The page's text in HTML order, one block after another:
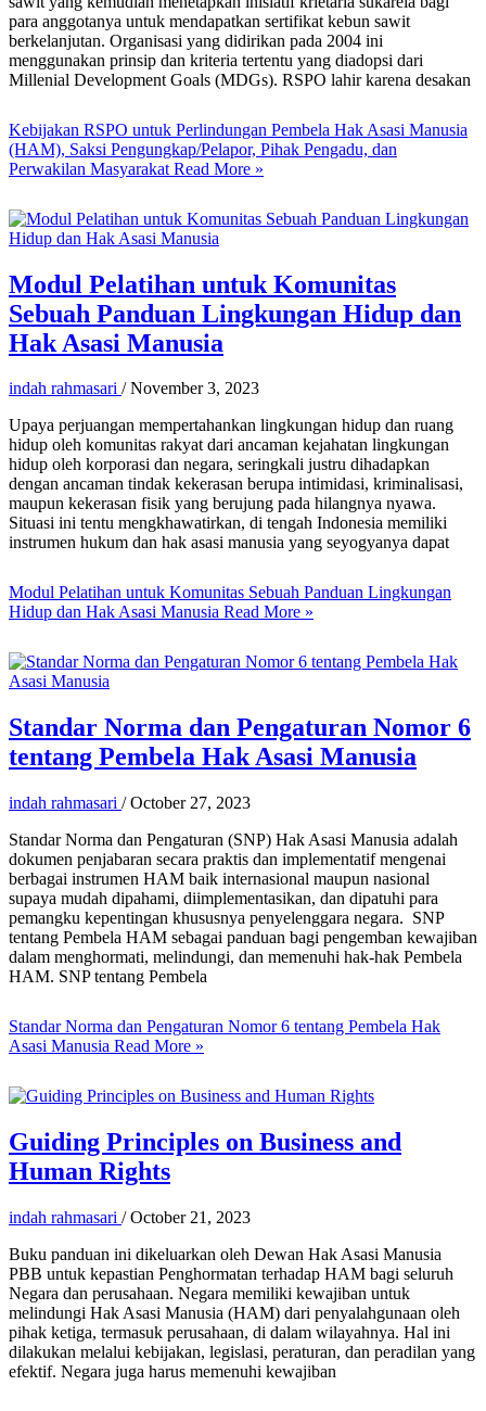
para anggotanya untuk mendapatkan sertifikat kebun sawit
berkelanjutan. Organisasi yang didirikan pada 2004 ini
menggunakan prinsip dan kriteria tertentu yang diadopsi dari
Millenial Development Goals (MDGs). RSPO lahir karena desakan
Kebijakan RSPO untuk Perlindungan Pembela Hak Asasi Manusia
(HAM), Saksi Pengungkap/Pelapor, Pihak Pengadu, dan
Perwakilan Masyarakat Read More »
Modul Pelatihan untuk Komunitas
Sebuah Panduan Lingkungan Hidup dan
Hak Asasi Manusia
indah rahmasari /November 3, 2023
Upaya perjuangan mempertahankan lingkungan hidup dan ruang
hidup oleh komunitas rakyat dari ancaman kejahatan lingkungan
hidup oleh korporasi dan negara, seringkali justru dihadapkan
dengan ancaman tindak kekerasan berupa intimidasi, kriminalisasi,
maupun kekerasan fisik yang berujung pada hilangnya nyawa.
Situasi ini tentu mengkhawatirkan, di tengah Indonesia memiliki
instrumen hukum dan hak asasi manusia yang seyogyanya dapat
Modul Pelatihan untuk Komunitas Sebuah Panduan Lingkungan
Hidup dan Hak Asasi Manusia Read More »
Standar Norma dan Pengaturan Nomor 6
tentang Pembela Hak Asasi Manusia
indah rahmasari /October 27, 2023
Standar Norma dan Pengaturan (SNP) Hak Asasi Manusia adalah
dokumen penjabaran secara praktis dan implementatif mengenai
berbagai instrumen HAM baik internasional maupun nasional
supaya mudah dipahami, diimplementasikan, dan dipatuhi para
pemangku kepentingan khususnya penyelenggara negara. SNP
tentang Pembela HAM sebagai panduan bagi pengemban kewajiban
dalam menghormati, melindungi, dan memenuhi hak-hak Pembela
HAM. SNP tentang Pembela
Standar Norma dan Pengaturan Nomor 6 tentang Pembela Hak
Asasi Manusia Read More »
Guiding Principles on Business and
Human Rights
indah rahmasari /October 21, 2023
Buku panduan ini dikeluarkan oleh Dewan Hak Asasi Manusia
PBB untuk kepastian Penghormatan terhadap HAM bagi seluruh
Negara dan perusahaan. Negara memiliki kewajiban untuk
melindungi Hak Asasi Manusia (HAM) dari penyalahgunaan oleh
pihak ketiga, termasuk perusahaan, di dalam wilayahnya. Hal ini
dilakukan melalui kebijakan, legislasi, peraturan, dan peradilan yang
efektif. Negara juga harus memenuhi kewajiban